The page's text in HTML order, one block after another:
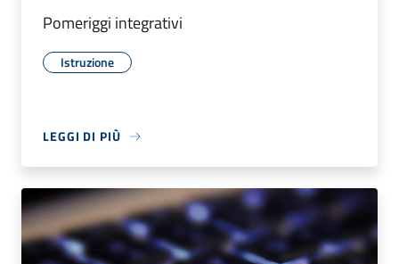
Pomeriggi integrativi
Istruzione
LEGGI DI PIÙ